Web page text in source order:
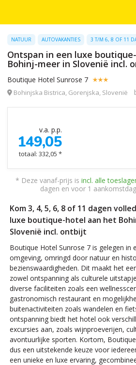
NATUUR AUTOVAKANTIES 3 T/M 6, 8 OF 11
Ontspan in een luxe
Bohinj-meer in Slovenië incl.
Boutique Hotel Sunrose 7
Bohinjska Bistrica, Gorenjska, Slovenië
v.a. p.p.
149,05
totaal: 332,05 *
* Deze vanaf-prijs is incl. alle
dagen en voor 1
Kom 3, 4, 5, 6, 8 of 11 dagen
luxe boutique-hotel aan het
Slovenië incl. ontbijt
Boutique Hotel Sunrose 7 is gelegen in
omgeving, omringd door natuur en
bezienswaardigheden. Dit maakt het
zowel ontspanning als culturele
diverse faciliteiten zoals een
gastronomisch restaurant en
buitenactiviteiten zoals wandelen en
ontspanning biedt het hotel ook
excursies aan, zoals wijnproeverijen,
avontuurlijke sporten. Kortom,
dus een uitstekende keuze voor
een unieke en luxe ervaring,